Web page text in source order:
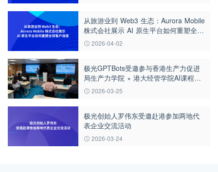
从旅游业到 Web3 生态：Aurora Mobile
株式会社展示 AI 原生平台如何重塑全球
客户连接
2026-04-02
极光GPTBots受邀参与香港生产力促进
局生产力学院 × 港大经管学院AI课程案
例分享
2026-03-25
极光创始人罗伟东受邀赴港参加两地代
表企业交流活动
2026-03-24